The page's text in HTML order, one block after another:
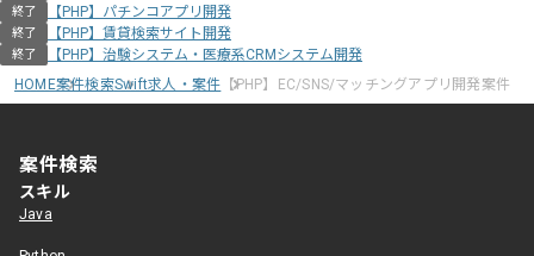
終了 【PHP】パチンコアプリ開発
終了 【PHP】賃貸検索サイト開発
終了
【PHP】治験システム・医療系CRMシステム開発
HOME案件検索Swift求人・案件 【PHP】EC/SNS/マッチングアプリ開発案件
案件検索
スキル
Java